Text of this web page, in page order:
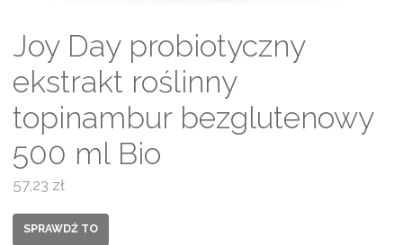
Joy Day probiotyczny
ekstrakt roślinny
topinambur bezglutenowy
500 ml Bio
57,23 zł
SPRAWDŹ TO